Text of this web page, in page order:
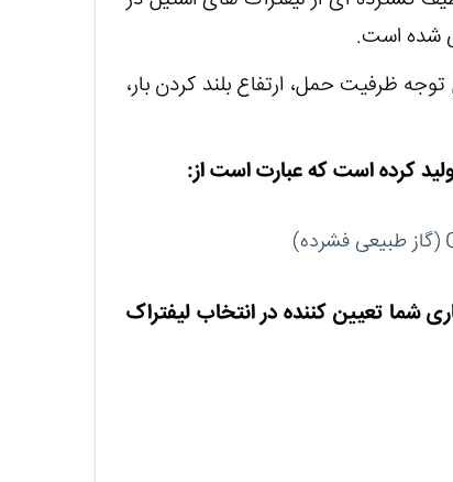
شده است.
ظرفیت حمل، ارتفاع بلند کردن بار،
کرده است که عبارت است از:
(گاز طبیعی فشرده)
شما تعیین کننده در انتخاب لیفتراک